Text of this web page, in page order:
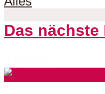
Das